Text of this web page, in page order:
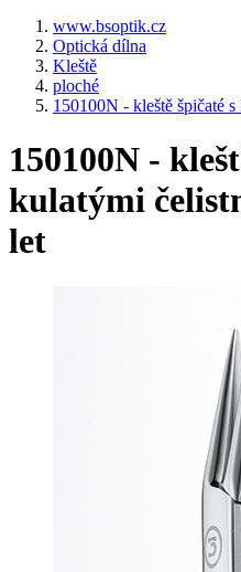
www.bsoptik.cz
Optická dílna
Kleště
ploché
150100N - kleště špičaté
150100N -
kulatými
let